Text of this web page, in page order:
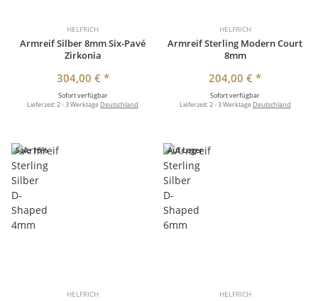
HELFRICH
Armreif Silber 8mm Six-Pavé
Zirkonia
304,00 € *
Sofort verfügbar
Lieferzeit:2 - 3 Werktage Deutschland
HELFRICH
Armreif Sterling Modern Court
8mm
204,00 €*
Sofort verfügbar
Lieferzeit:2 - 3 Werktage Deutschland
Sale 16%
HELFRICH
Auf Lager
HELFRICH